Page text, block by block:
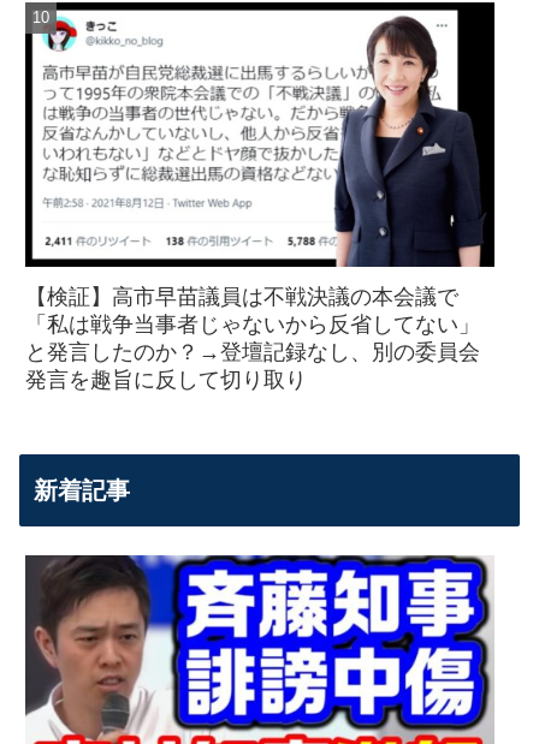
【検証】高市早苗議員は不戦決議の本会議で
「私は戦争当事者じゃないから反省してない」
と発言したのか？→登壇記録なし、別の委員会
発言を趣旨に反して切り取り
新着記事